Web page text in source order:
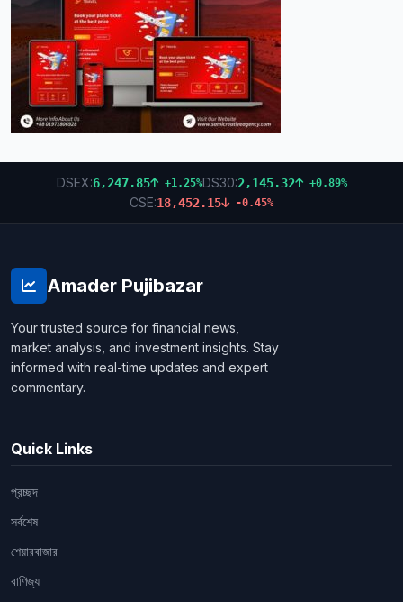
DSEX:6,247.85 +1.25%DS30:2,145.32 +0.89%
CSE:18,452.15 -0.45%
Amader Pujibazar
Your trusted source for financial news,
market analysis, and investment insights. Stay
informed with real-time updates and expert
commentary.
Quick Links
প্রচ্ছদ
সর্বশেষ
শেয়ারবাজার
বাণিজ্য